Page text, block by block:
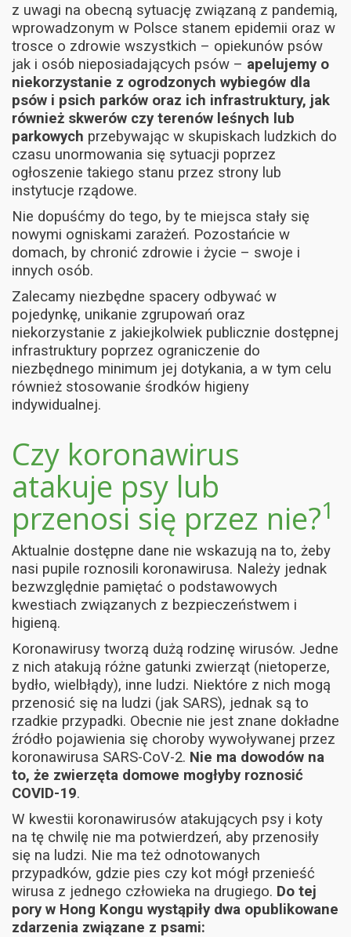
z uwagi na obecną sytuację związaną z pandemią,
wprowadzonym w Polsce stanem epidemii oraz w
trosce o zdrowie wszystkich – opiekunów psów
jak i osób nieposiadających psów – apelujemy o
niekorzystanie z ogrodzonych wybiegów dla
psów i psich parków oraz ich infrastruktury, jak
również skwerów czy terenów leśnych lub
parkowych przebywając w skupiskach ludzkich do
czasu unormowania się sytuacji poprzez
ogłoszenie takiego stanu przez strony lub
instytucje rządowe.
Nie dopuśćmy do tego, by te miejsca stały się
nowymi ogniskami zarażeń. Pozostańcie w
domach, by chronić zdrowie i życie – swoje i
innych osób.
Zalecamy niezbędne spacery odbywać w
pojedynkę, unikanie zgrupowań oraz
niekorzystanie z jakiejkolwiek publicznie dostępnej
infrastruktury poprzez ograniczenie do
niezbędnego minimum jej dotykania, a w tym celu
również stosowanie środków higieny
indywidualnej.
Czy koronawirus
atakuje psy lub
przenosi się przez nie?1
Aktualnie dostępne dane nie wskazują na to, żeby
nasi pupile roznosili koronawirusa. Należy jednak
bezwzględnie pamiętać o podstawowych
kwestiach związanych z bezpieczeństwem i
higieną.
Koronawirusy tworzą dużą rodzinę wirusów. Jedne
z nich atakują różne gatunki zwierząt (nietoperze,
bydło, wielbłądy), inne ludzi. Niektóre z nich mogą
przenosić się na ludzi (jak SARS), jednak są to
rzadkie przypadki. Obecnie nie jest znane dokładne
źródło pojawienia się choroby wywoływanej przez
koronawirusa SARS-CoV-2. Nie ma dowodów na
to, że zwierzęta domowe mogłyby roznosić
COVID-19.
W kwestii koronawirusów atakujących psy i koty
na tę chwilę nie ma potwierdzeń, aby przenosiły
się na ludzi. Nie ma też odnotowanych
przypadków, gdzie pies czy kot mógł przenieść
wirusa z jednego człowieka na drugiego. Do tej
pory w Hong Kongu wystąpiły dwa opublikowane
zdarzenia związane z psami: